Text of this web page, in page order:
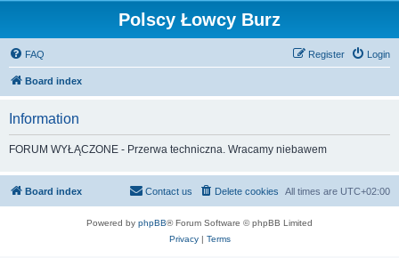
Polscy Łowcy Burz
FAQ Login
Register
Board index
Information
FORUM WYŁĄCZONE - Przerwa techniczna. Wracamy niebawem
Board index All times are UTC+02:00
Delete cookies
Contact us
Powered by phpBB® Forum Software © phpBB Limited
Privacy| Terms